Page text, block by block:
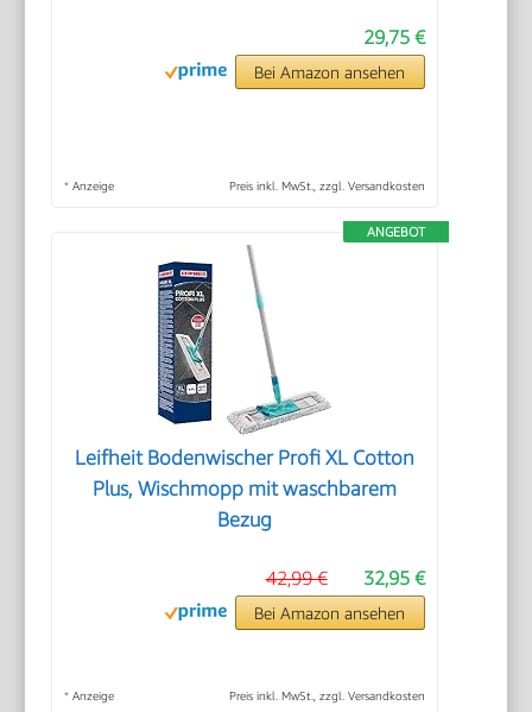
29,75 €
Bei Amazon ansehen
* Anzeige Preis inkl. MwSt., zzgl. Versandkosten
ANGEBOT
Leifheit Bodenwischer Profi XL Cotton
Plus, Wischmopp mit waschbarem
Bezug
32,95 €
42,99 €
Bei Amazon ansehen
* Anzeige Preis inkl. MwSt., zzgl. Versandkosten